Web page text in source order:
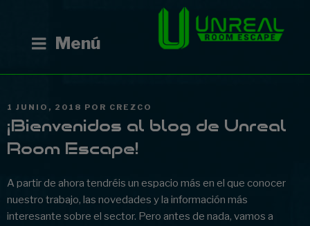
contenido
Menú
PUBLICADO
EN
1 JUNIO, 2018 POR CREZCO
¡Bienvenidos al blog de Unreal
Room Escape!
A partir de ahora tendréis un espacio más en el que conocer
nuestro trabajo, las novedades y la información más
interesante sobre el sector. Pero antes de nada, vamos a